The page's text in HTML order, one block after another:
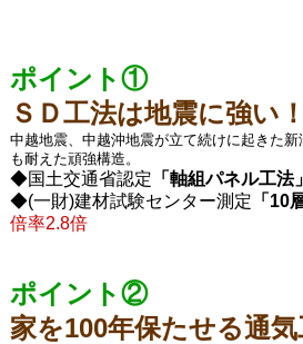
ポイント①
ＳＤ工法は地震に強い！
中越地震、中越沖地震が立て続けに起きた
も耐えた頑強構造。
◆国土交通省認定 「軸組パネル工法」
◆(一財)建材試験センター測定 「10
倍率2.8倍
ポイント②
家を100年保たせる通